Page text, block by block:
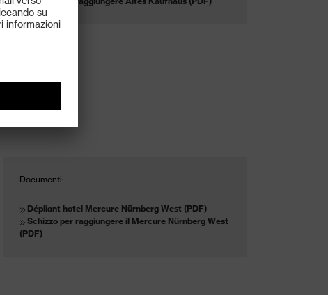
Documenti:
Dépliant hotel Mercure Nürnberg West (PDF)
Schizzo per raggiungere il Mercure Nürnberg West
(PDF)